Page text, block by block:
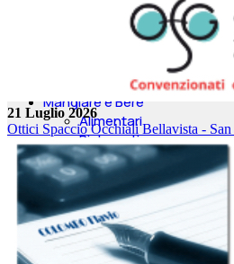
Lavanderie
Luce e Gas
Riparazione pc-
Tatuatori
Mangiare e Bere
Alimentari
Ristoranti
Pasticcerie
Vini
Birre
Alcolici
Dieta KETO e Alimenti
Proteici
21 Luglio 2026
Ottici Spaccio Occhiali Bellavista - San